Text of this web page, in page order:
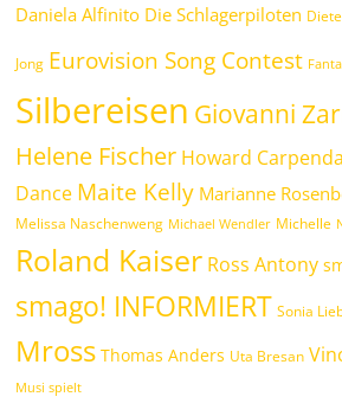
Daniela Alfinito Die Schlagerpiloten
Jong Eurovision Song Contest
Silbereisen Giovanni
Helene Fischer Howard
Dance Maite Kelly Marianne
Melissa Naschenweng Michael Wendler Michelle
Roland Kaiser Ross Antony
smago! INFORMIERT Sonia
Mross Thomas Anders Uta Bresan
Musi spielt